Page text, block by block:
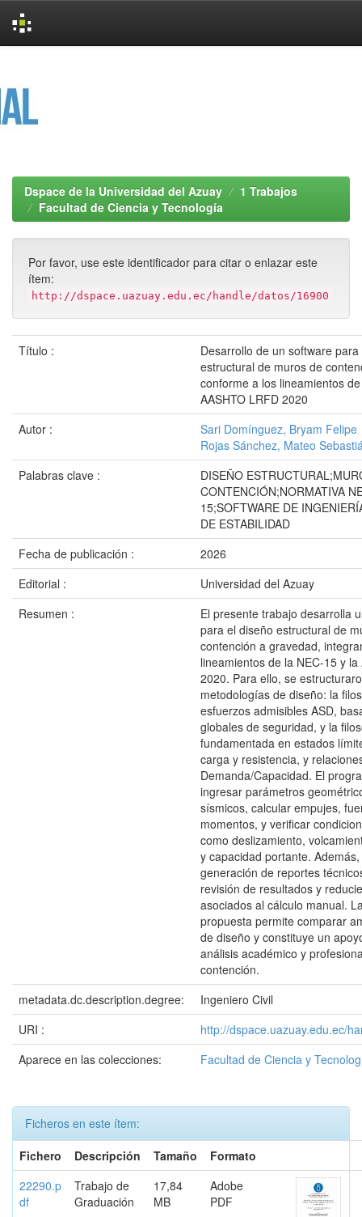
Dspace de la Universidad del Azuay
1 Trabajos
Facultad de Ciencia y Tecnología
Por favor, use este identificador para citar o enlazar este
ítem:
http://dspace.uazuay.edu.ec/handle/datos/16900
Título :
Desarrollo de un software
estructural de muros de
conforme a los lineamientos
AASHTO LRFD 2020
Autor :
Sari Domínguez, Bryam Felipe
Rojas Sánchez, Mateo
Palabras clave :
DISEÑO
CONTENCIÓN;NORMATIVA
15;SOFTWARE DE
DE ESTABILIDAD
Fecha de publicación :
2026
Editorial :
Universidad del Azuay
Resumen :
El presente trabajo desarrolla
para el diseño estructural de
contención a gravedad,
lineamientos de la NEC-15 y la
2020. Para ello, se
metodologías de diseño: la
esfuerzos admisibles ASD,
globales de seguridad, y la
fundamentada en estados
carga y resistencia, y
Demanda/Capacidad. El
ingresar parámetros
sísmicos, calcular empujes,
momentos, y verificar
como deslizamiento,
y capacidad portante.
generación de reportes
revisión de resultados y
asociados al cálculo manual.
propuesta permite comparar
de diseño y constituye un
análisis académico y
contención.
metadata.dc.description.degree:
Ingeniero Civil
URI :
http://dspace.uazuay.edu.ec/
Aparece en las colecciones:
Facultad de Ciencia y
Ficheros en este ítem:
Fichero
Descripción Tamaño
Formato
22290.p
df
Trabajo de
Graduación
17,84
MB
Adobe
PDF